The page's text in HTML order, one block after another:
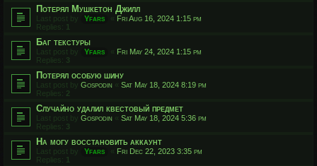
Потерял Мушкетон Джилл
Last post by Yfars « Fri Aug 16, 2024 1:15 pm
Replies: 1
Баг текстуры
Last post by Yfars « Fri May 24, 2024 1:15 pm
Replies: 3
Потерял особую шину
Last post by Gospodin « Sat May 18, 2024 8:19 pm
Replies: 2
Случайно удалил квестовый предмет
Last post by Gospodin « Sat May 18, 2024 5:36 pm
Replies: 3
На могу восстановить аккаунт
Last post by Yfars « Fri Dec 22, 2023 3:35 pm
Replies: 1